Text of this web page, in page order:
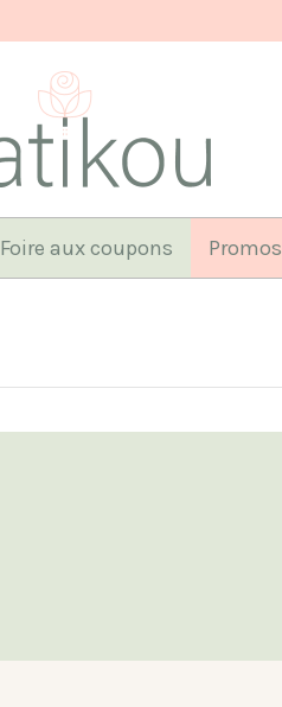
Foire aux coupons Promos